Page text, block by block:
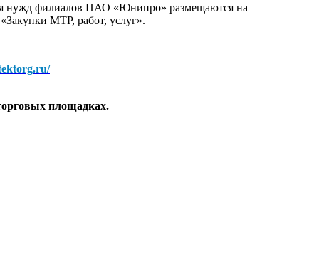
нужд филиалов ПАО «Юнипро» размещаются на
«Закупки МТР, работ, услуг».
площадках.